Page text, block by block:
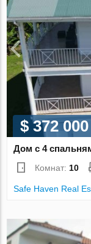
$ 372 000
Дом с 4
Комнат: 10
Safe Haven Real